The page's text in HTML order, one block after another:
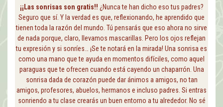
¡¡Las sonrisas son gratis!! ¿Nunca te han dicho eso tus padres?
Seguro que sí. Y la verdad es que, reflexionando, he aprendido que
tienen toda la razón del mundo. Tú pensarás que eso ahora no sirve
de nada porque, claro, llevamos mascarillas. Pero los ojos reflejan
tu expresión y si sonríes… ¡Se te notará en la mirada! Una sonrisa es
como una mano que te ayuda en momentos difíciles, como aquel
paraguas que te ofrecen cuando está cayendo un chaparrón. Una
sonrisa dada de corazón puede dar ánimos a amigos, no tan
amigos, profesores, abuelos, hermanos e incluso padres. Si entras
sonriendo a tu clase crearás un buen entorno a tu alrededor. No sé